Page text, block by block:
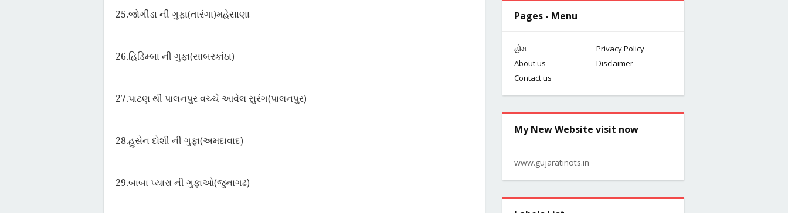
25.જોગીડા ની ગુફા(તારંગા)મહેસાણા
26.હિડિંમ્બા ની ગુફા(સાબરકાંઠા)
27.પાટણ થી પાલનપુર વચ્ચે આવેલ સુરંગ(પાલનપુર)
28.હુસેન દોશી ની ગુફા(અમદાવાદ)
29.બાબા પ્યારા ની ગુફાઓ(જુનાગઢ)
Pages - Menu
હોમ
Privacy Policy
About us
Disclaimer
Contact us
My New Website visit now
www.gujaratinots.in